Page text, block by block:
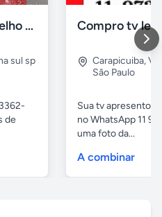
Vestido de festa vermelho com brilho e pedraria
sul sp
de
Compro tv
Carapicuiba,
São Paulo
Sua tv apresentou
no WhatsApp 11
uma foto da...
A combinar